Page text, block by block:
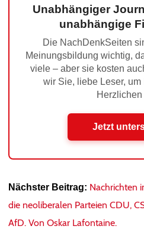
Unabhängiger
unabhängige
Die NachDenkSeiten
Meinungsbildung wichtig,
viele – aber sie kosten
wir Sie, liebe Leser, um
Herzlichen
Jetzt
Nächster Beitrag: Nachrichten
die neoliberalen Parteien CDU,
AfD. Von Oskar Lafontaine.